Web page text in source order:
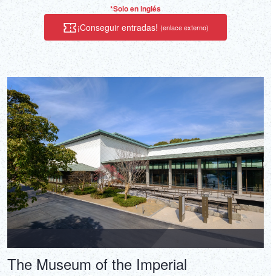
*Solo en inglés
¡Conseguir entradas! (enlace externo)
The Museum of the Imperial